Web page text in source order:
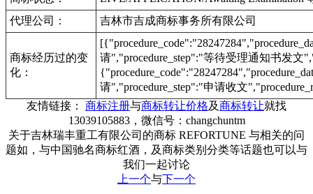
代理公司：
吉林市吉成商标事务所有限公司
商标经历过的变
化：
请","procedure_step":"等待受理通知书发文
请","procedure_step":"申请收文
友情链接： 商标注册与商标转让价格及商标转让就找
13039105883，微信号：changchuntm
关于吉林瑞丰重工有限公司的商标 REFORTUNE 与相关的问
题如，与中国驰名商标红酒，及商标类别分类等话题也可以与
我们一起讨论
上一个与下一个